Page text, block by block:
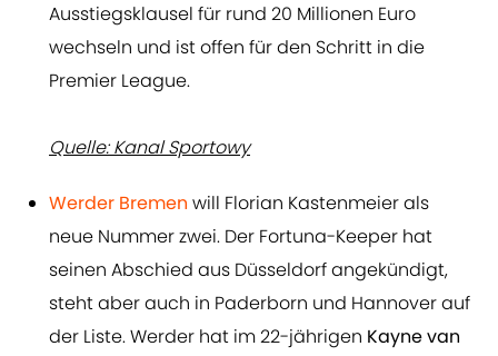
Ausstiegsklausel für rund 20 Millionen Euro
wechseln und ist offen für den Schritt in die
Premier League.
Quelle: Kanal Sportowy
Werder Bremen will Florian Kastenmeier als
neue Nummer zwei. Der Fortuna-Keeper hat
seinen Abschied aus Düsseldorf angekündigt,
steht aber auch in Paderborn und Hannover auf
der Liste. Werder hat im 22-jährigen Kayne van